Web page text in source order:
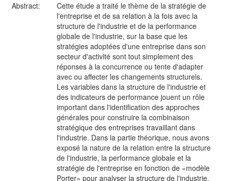
Abstract:
Cette étude a traité le thème de la stratégie de
l'entreprise et de sa relation à la fois avec la
structure de l'industrie et de la performance
globale de l'industrie, sur la base que les
stratégies adoptées d'une entreprise dans son
secteur d'activité sont tout simplement des
réponses à la concurrence ou tente d'adapter
avec ou affecter les changements structurels.
Les variables dans la structure de l'industrie et
des indicateurs de performance jouent un rôle
important dans l'identification des approches
générales pour construire la combinaison
stratégique des entreprises travaillant dans
l'industrie. Dans la partie théorique, nous avons
exposé la nature de la relation entre la structure
de l'industrie, la performance globale et la
stratégie de l'entreprise en fonction de «modèle
Porter» pour analyser la structure de l'industrie,